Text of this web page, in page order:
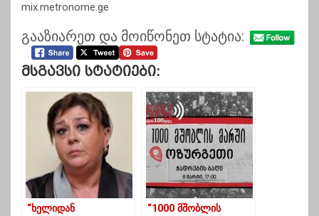
mix.metronome.ge
გააზიარეთ და მოიწონეთ სტატია:
Მსგავსი Სტატიები:
“ხელიდან
“1000 მშობლის